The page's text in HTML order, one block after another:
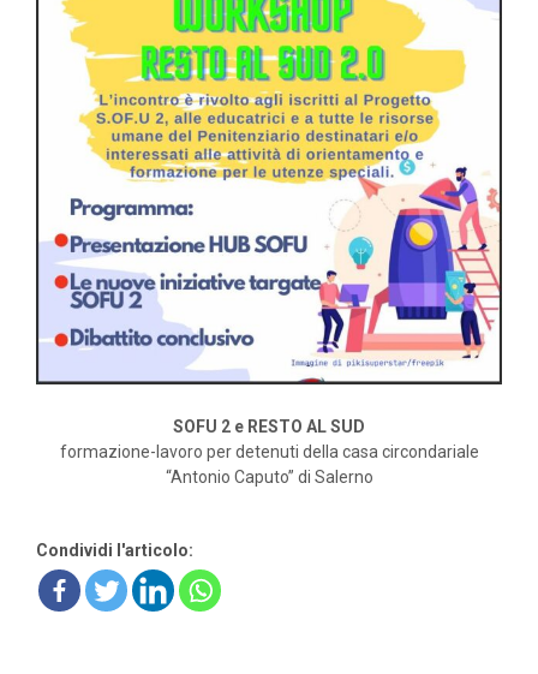
SOFU 2 e RESTO AL SUD
formazione-lavoro per detenuti della casa circondariale
“Antonio Caputo” di Salerno
Condividi l'articolo: